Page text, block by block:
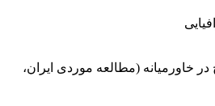
در خاورمیانه (مطالعه موردی ایران،